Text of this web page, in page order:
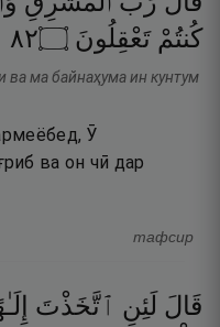
كُنتُمْ تَعْقِلُونَ ۝٢٨
ма байнаҳума ин кунтум
Ӯ
ва он чӣ дар
тафсир
قَالَ لَئِنِ ٱتَّخَذْتَ